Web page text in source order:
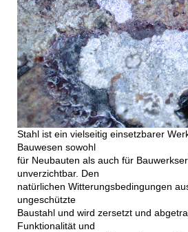
Stahl ist ein vielseitig einsetzbarer
Bauwesen sowohl
für Neubauten als auch für
unverzichtbar. Den
natürlichen Witterungsbedingungen
ungeschützte
Baustahl und wird zersetzt und
Funktionalität und